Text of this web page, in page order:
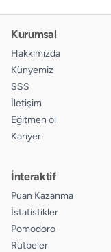
Kurumsal
Hakkımızda
Künyemiz
SSS
İletişim
Eğitmen ol
Kariyer
İnteraktif
Puan Kazanma
İstatistikler
Pomodoro
Rütbeler